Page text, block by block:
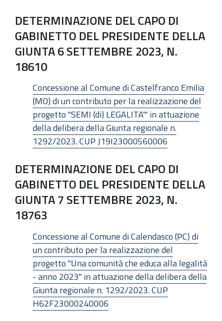
DETERMINAZIONE DEL CAPO DI
GABINETTO DEL PRESIDENTE DELLA
GIUNTA 6 SETTEMBRE 2023, N.
18610
Concessione al Comune di Castelfranco Emilia
(MO) di un contributo per la realizzazione del
progetto "SEMI (di) LEGALITA'" in attuazione
della delibera della Giunta regionale n.
1292/2023. CUP J19I23000560006
DETERMINAZIONE DEL CAPO DI
GABINETTO DEL PRESIDENTE DELLA
GIUNTA 7 SETTEMBRE 2023, N.
18763
Concessione al Comune di Calendasco (PC) di
un contributo per la realizzazione del
progetto "Una comunità che educa alla legalità
- anno 2023" in attuazione della delibera della
Giunta regionale n. 1292/2023. CUP
H62F23000240006